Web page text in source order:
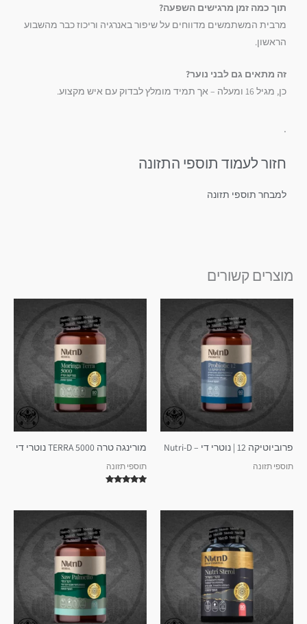
תוך כמה זמן מרגישים השפעה?
מרבית המשתמשים מדווחים על שיפור באנרגיה וריכוז כבר מהשבוע
הראשון.
זה מתאים גם לבני נוער?
כן, מגיל 16 ומעלה – אך תמיד מומלץ לבדוק עם איש מקצוע.
.
חזור לעמוד תוספי התזונה
למבחר תוספי תזונה
מוצרים קשורים
פרוביוטיקה 12 | נוטרי די – Nutri-D
תוספי תזונה
מורינגה טרה TERRA 5000 נוטרי די
תוספי תזונה